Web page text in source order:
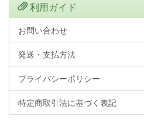
利用ガイド
お問い合わせ
発送・支払方法
プライバシーポリシー
特定商取引法に基づく表記